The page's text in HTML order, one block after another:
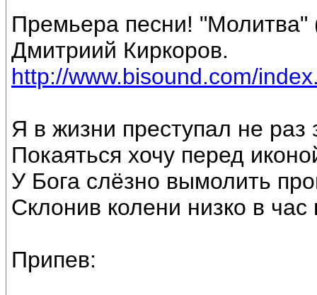
Премьера песни! "Молитва"
Дмитриий Киркоров.
http://www.bisound.com/
Я в жизни преступал не раз
Покаяться хочу перед
У Бога слёзно вымолить
Склонив колени низко в час
Припев: